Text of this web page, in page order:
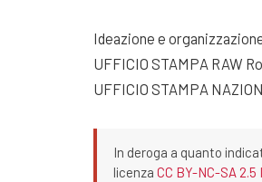
Ideazione e
UFFICIO STAMPA RAW
UFFICIO STAMPA
In deroga a quanto
licenza CC BY-NC-SA 2.5